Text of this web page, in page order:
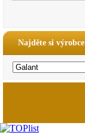
Najděte si výrobce